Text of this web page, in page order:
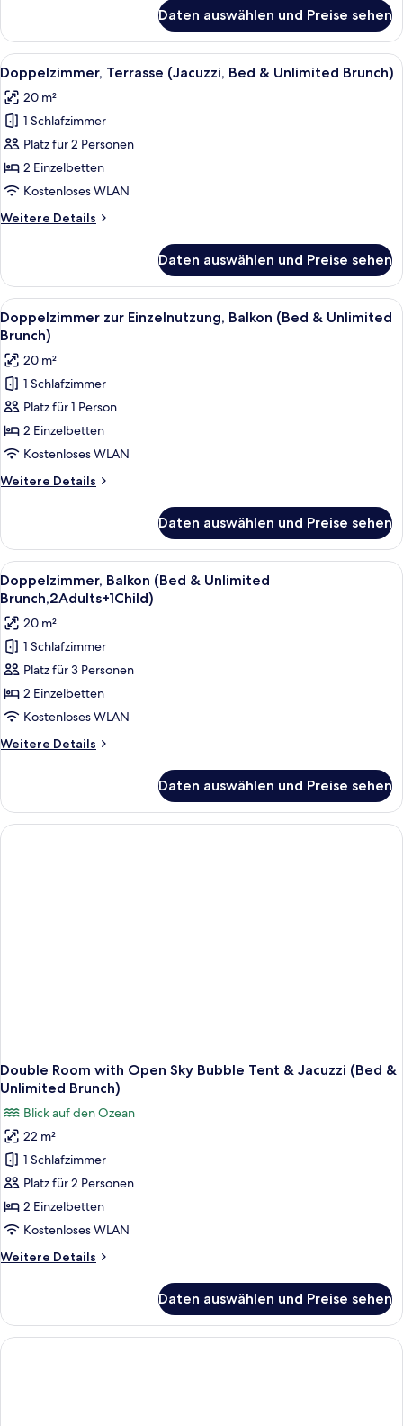
Balkon
(Bed
&
Unlimited
Brunch)
Daten auswählen und Preise sehen
Alle
Fotos
für
Doppelzimmer,
Terrasse
(Jacuzzi,
Bed
Unlimited
Ein Balkon mit zwei Loungestühlen,
5
Doppelzimmer, Terrasse (Jacuzzi, Bed & Unlimited Brunch)
20 m²
1 Schlafzimmer
Platz für 2 Personen
2 Einzelbetten
Kostenloses WLAN
Weitere Details
Weitere
Terrasse
(Jacuzzi,
Bed
&
Unlimited
Brunch)
Daten auswählen und Preise sehen
Alle
Fotos
für
Doppelzimmer
zur
Einzelnutzung,
Balkon
(Bed
&
Unlimited
anzeigen
Ein Schlafzimmer mit Bett, Spiegel,
10
Doppelzimmer zur Einzelnutzung, Balkon (Bed & Unlimited
Brunch)
20 m²
1 Schlafzimmer
Platz für 1 Person
2 Einzelbetten
Kostenloses WLAN
Weitere Details
Weitere
zur
Einzelnutzung,
Balkon
(Bed
Unlimited
Brunch)
Daten auswählen und Preise sehen
Alle
Fotos
für
Doppelzimmer,
Balkon
(Bed
&
Unlimited
Brunch,2Adults+1Child)
anzeigen
Ein Hotelzimmer mit zwei Betten,
6
Doppelzimmer, Balkon (Bed & Unlimited
Brunch,2Adults+1Child)
20 m²
1 Schlafzimmer
Platz für 3 Personen
2 Einzelbetten
Kostenloses WLAN
Weitere Details
Weitere
Balkon
(Bed
&
Daten auswählen und Preise sehen
Double Room with Open Sky Bubble Tent & Jacuzzi (Bed &
Unlimited Brunch)
Blick auf den Ozean
22 m²
1 Schlafzimmer
Platz für 2 Personen
2 Einzelbetten
Kostenloses WLAN
Weitere Details
Weitere
Room
with
Open
Daten auswählen und Preise sehen